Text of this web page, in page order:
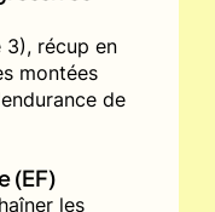
3), récup en
montées
de
(EF)
les